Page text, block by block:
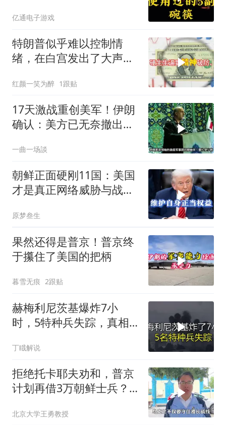
亿通电子游戏
特朗普似乎难以控制情
绪，在白宫发出了大声咒
红颜一笑为醉 1跟贴
17天激战重创美军！伊朗
确认：美方已无奈撤出两
一曲一场談
朝鲜正面硬刚11国：美国
才是真正网络威胁与战争
原梦叁生
果然还得是普京！普京终
于攥住了美国的把柄
暮雪无痕 2跟贴
赫梅利尼茨基爆炸7小
时，5特种兵失踪，真相
丁睋解说
拒绝托卡耶夫劝和，普京
计划再借3万朝鲜士兵？
北京大学王勇教授